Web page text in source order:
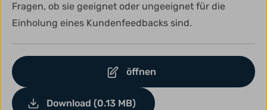
Fragen, ob sie geeignet oder ungeeignet für die
Einholung eines Kundenfeedbacks sind.
öffnen
Download (0.13 MB)